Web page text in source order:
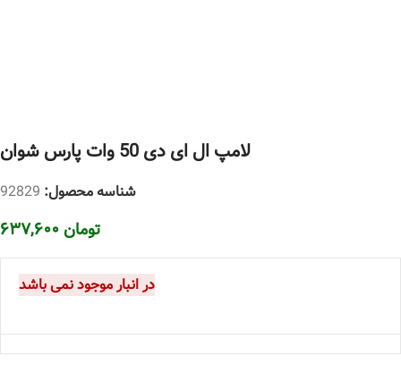
لامپ ال ای دی 50 وات پارس شوان
شناسه محصول: 92829
تومان
در انبار موجود نمی باشد